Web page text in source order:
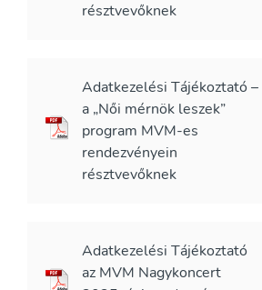
résztvevőknek
Adatkezelési Tájékoztató –
a „Női mérnök leszek”
program MVM-es
rendezvényein
résztvevőknek
Adatkezelési Tájékoztató
az MVM Nagykoncert